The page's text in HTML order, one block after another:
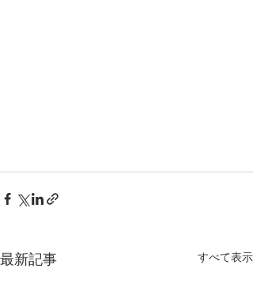
最新記事 すべて表示